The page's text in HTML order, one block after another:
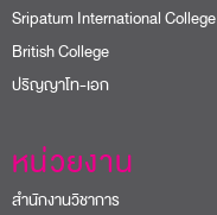
Sripatum International College
British College
ปริญญาโท-เอก
หน่วยงาน
สำนักงานวิชาการ